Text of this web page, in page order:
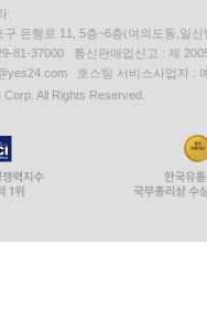
구 은행로 11, 5층~6층(여의도동,일신
81-37000 통신판매업신고 : 제
호스팅 서비스사업자 :
All Rights Reserved.